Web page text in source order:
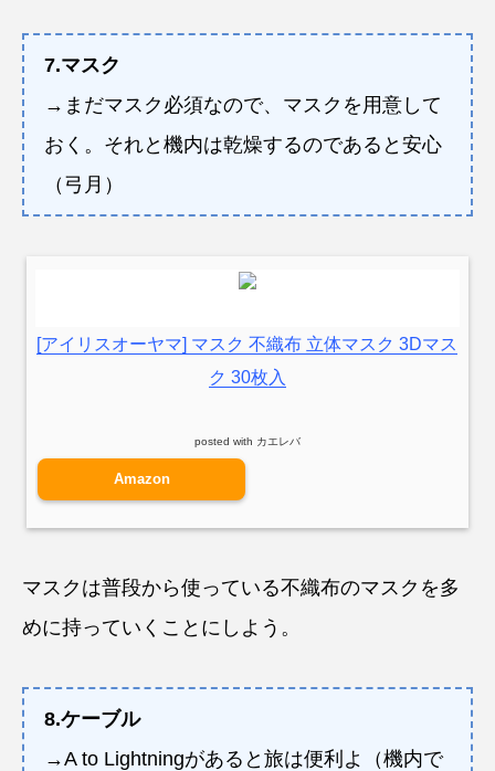
7.マスク
→まだマスク必須なので、マスクを用意して
おく。それと機内は乾燥するのであると安心
（弓月）
[アイリスオーヤマ] マスク 不織布 立体マスク 3Dマス
ク 30枚入
posted with カエレバ
Amazon
マスクは普段から使っている不織布のマスクを多
めに持っていくことにしよう。
8.ケーブル
→A to Lightningがあると旅は便利よ（機内で